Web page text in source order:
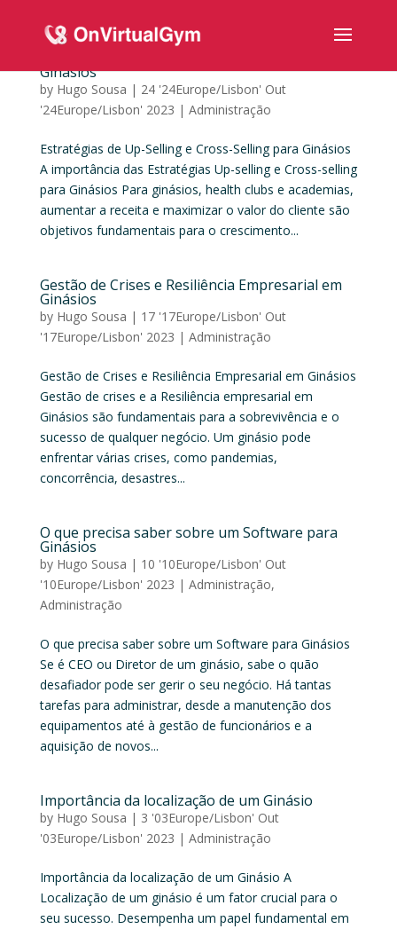
Ginásios
by Hugo Sousa | 24 '24Europe/Lisbon' Out
'24Europe/Lisbon' 2023 | Administração
Estratégias de Up-Selling e Cross-Selling para Ginásios
A importância das Estratégias Up-selling e Cross-selling
para Ginásios Para ginásios, health clubs e academias,
aumentar a receita e maximizar o valor do cliente são
objetivos fundamentais para o crescimento...
Gestão de Crises e Resiliência Empresarial em
Ginásios
by Hugo Sousa | 17 '17Europe/Lisbon' Out
'17Europe/Lisbon' 2023 | Administração
Gestão de Crises e Resiliência Empresarial em Ginásios
Gestão de crises e a Resiliência empresarial em
Ginásios são fundamentais para a sobrevivência e o
sucesso de qualquer negócio. Um ginásio pode
enfrentar várias crises, como pandemias,
concorrência, desastres...
O que precisa saber sobre um Software para
Ginásios
by Hugo Sousa | 10 '10Europe/Lisbon' Out
'10Europe/Lisbon' 2023 | Administração,
Administração
O que precisa saber sobre um Software para Ginásios
Se é CEO ou Diretor de um ginásio, sabe o quão
desafiador pode ser gerir o seu negócio. Há tantas
tarefas para administrar, desde a manutenção dos
equipamentos até à gestão de funcionários e a
aquisição de novos...
Importância da localização de um Ginásio
by Hugo Sousa | 3 '03Europe/Lisbon' Out
'03Europe/Lisbon' 2023 | Administração
Importância da localização de um Ginásio A
Localização de um ginásio é um fator crucial para o
seu sucesso. Desempenha um papel fundamental em